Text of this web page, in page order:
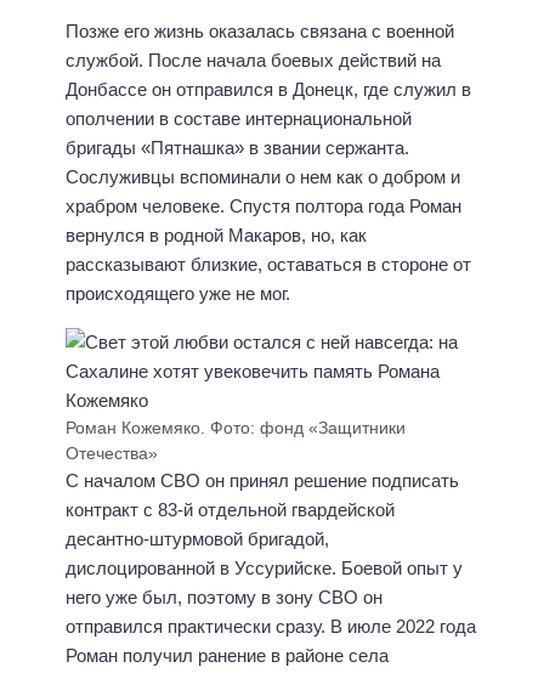
Позже его жизнь оказалась связана с военной
службой. После начала боевых действий на
Донбассе он отправился в Донецк, где служил в
ополчении в составе интернациональной
бригады «Пятнашка» в звании сержанта.
Сослуживцы вспоминали о нем как о добром и
храбром человеке. Спустя полтора года Роман
вернулся в родной Макаров, но, как
рассказывают близкие, оставаться в стороне от
происходящего уже не мог.
Роман Кожемяко. Фото: фонд «Защитники
Отечества»
С началом СВО он принял решение подписать
контракт с 83-й отдельной гвардейской
десантно-штурмовой бригадой,
дислоцированной в Уссурийске. Боевой опыт у
него уже был, поэтому в зону СВО он
отправился практически сразу. В июле 2022 года
Роман получил ранение в районе села